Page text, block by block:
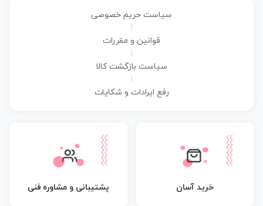
سیاست حریم خصوصی
قوانین و مقررات
سیاست بازگشت کالا
رفع ایرادات و شکایات
خرید آسان پشتیبانی و مشاوره فنی